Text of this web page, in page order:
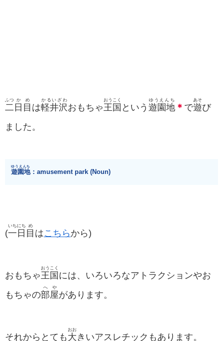
二
ふつ
日
か
目
め
は軽井沢
かるいざわ
おもちゃ王国
おうこく
という 遊園地
ゆうえんち
＊ で遊
あそ
び
ました。
遊園地
ゆうえんち
：amusement park (Noun)
(一
いち
日
にち
目
め
はこちら から)
おもちゃ王国
おうこく
には、いろいろなアトラクションやお
もちゃの部屋
へや
があります。
それからとても 大
おお
きいアスレチックもあります。